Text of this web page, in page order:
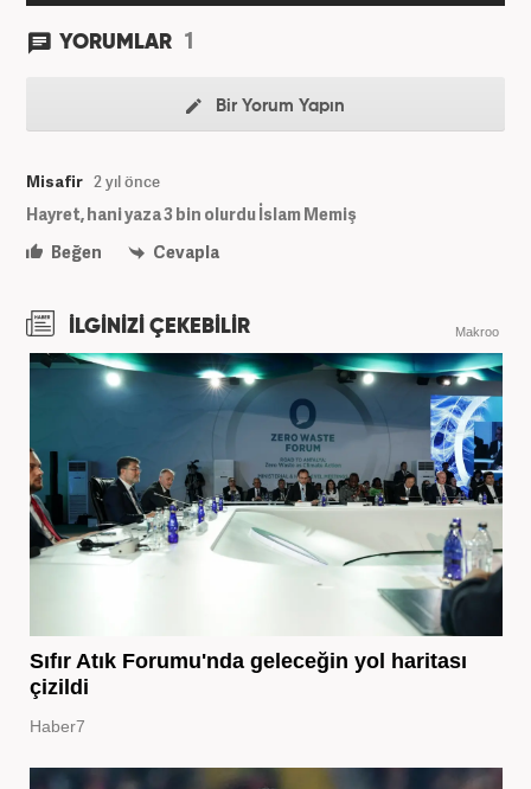
YORUMLAR 1
Bir Yorum Yapın
Misafir 2 yıl önce
Hayret, hani yaza 3 bin olurdu İslam Memiş
Beğen
Cevapla
İLGİNİZİ ÇEKEBİLİR Makroo
Sıfır Atık Forumu'nda geleceğin yol haritası
çizildi
Haber7